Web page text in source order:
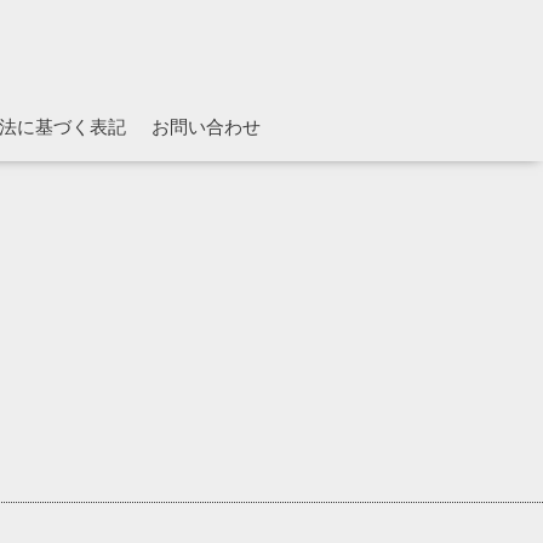
に基づく表記 お問い合わせ